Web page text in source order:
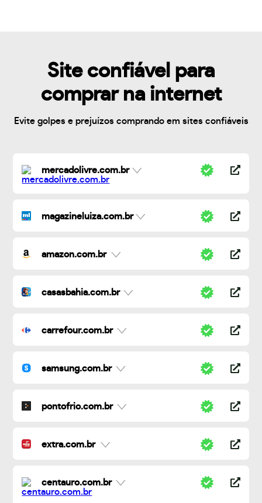
Site confiável para
comprar na internet
Evite golpes e prejuízos comprando em sites confiáveis
mercadolivre.com.br
magazineluiza.com.br
amazon.com.br
casasbahia.com.br
carrefour.com.br
samsung.com.br
pontofrio.com.br
extra.com.br
centauro.com.br